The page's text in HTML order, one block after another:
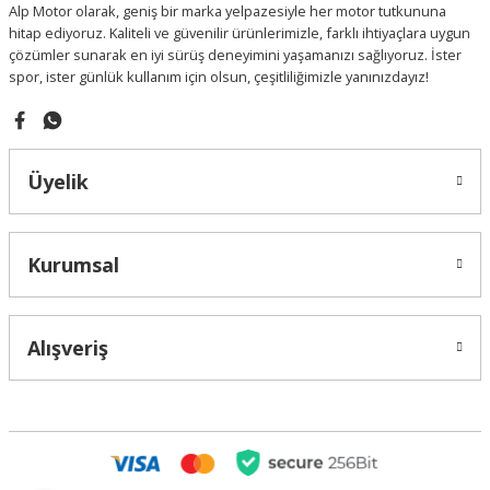
Bu ürüne benzer farklı alternatifler olmalı.
Gönder
Alp Motor olarak, geniş bir marka yelpazesiyle her motor tutkununa
hitap ediyoruz. Kaliteli ve güvenilir ürünlerimizle, farklı ihtiyaçlara uygun
çözümler sunarak en iyi sürüş deneyimini yaşamanızı sağlıyoruz. İster
spor, ister günlük kullanım için olsun, çeşitliliğimizle yanınızdayız!
Üyelik
Kurumsal
Alışveriş